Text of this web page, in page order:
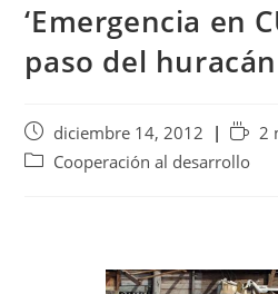
‘Emergencia en
paso del huracán
diciembre 14, 2012
2
Cooperación al desarrollo